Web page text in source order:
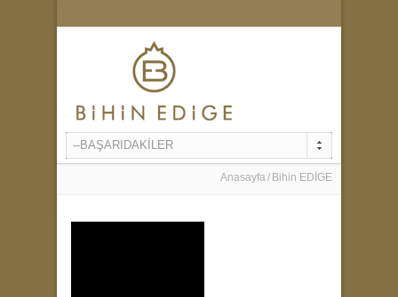
--BAŞARIDAKİLER
Anasayfa Bihin EDİGE